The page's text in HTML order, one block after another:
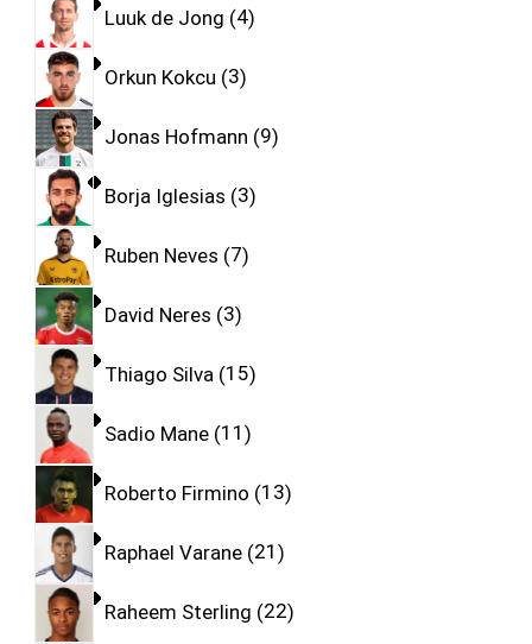
Luuk de Jong 4
Orkun Kokcu 3
Jonas Hofmann 9
Borja Iglesias 3
Ruben Neves 7
David Neres 3
Thiago Silva 15
Sadio Mane 11
Roberto Firmino 13
Raphael Varane 21
Raheem Sterling 22